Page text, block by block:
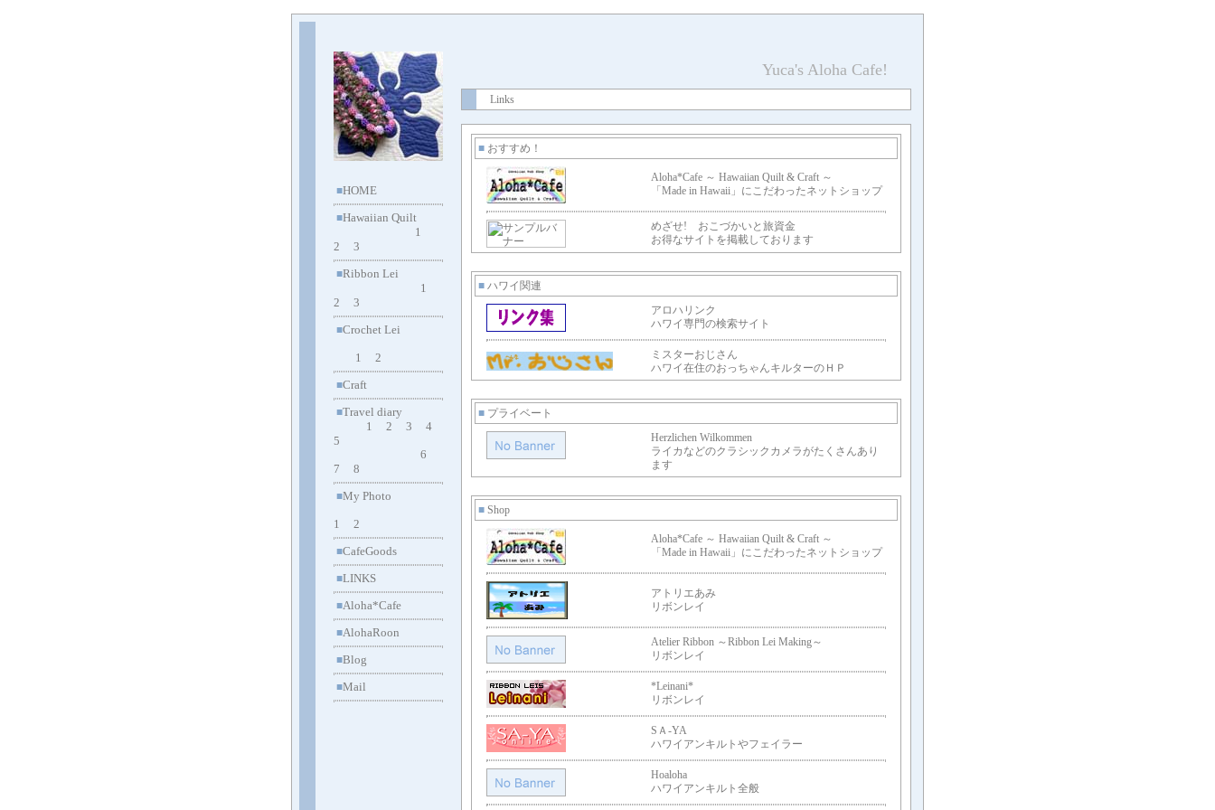
■HOME
■Hawaiian Quilt
1
2
3
■Ribbon Lei
1
2
3
■Crochet Lei
1 2
■Craft
■Travel diary
1
2 3
4
5
6
7
8
■My Photo
1 2
■CafeGoods
■LINKS
■Aloha*Cafe
■AlohaRoon
■Blog
■Mail
Yuca's Aloha Cafe!
Links
■ おすすめ！
Aloha*Cafe ～ Hawaiian Quilt & Craft ～
「Made in Hawaii」にこだわったネットショップ
めざせ! おこづかいと旅資金
お得なサイトを掲載しております
■ ハワイ関連
アロハリンク
ハワイ専門の検索サイト
ミスターおじさん
ハワイ在住のおっちゃんキルターのＨＰ
■ プライベート
Herzlichen Wilkommen
ライカなどのクラシックカメラがたくさんあり
ます
■ Shop
Aloha*Cafe ～ Hawaiian Quilt & Craft ～
「Made in Hawaii」にこだわったネットショップ
アトリエあみ
リボンレイ
Atelier Ribbon ～Ribbon Lei Making～
リボンレイ
*Leinani*
リボンレイ
SＡ-YA
ハワイアンキルトやフェイラー
Hoaloha
ハワイアンキルト全般